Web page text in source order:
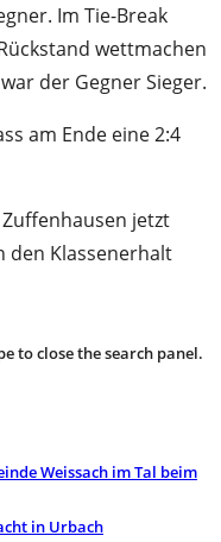
Im Tie-Break
wettmachen
der Gegner Sieger.
am Ende eine 2:4
jetzt
den Klassenerhalt
to close the search panel.
Weissach im Tal beim
in Urbach